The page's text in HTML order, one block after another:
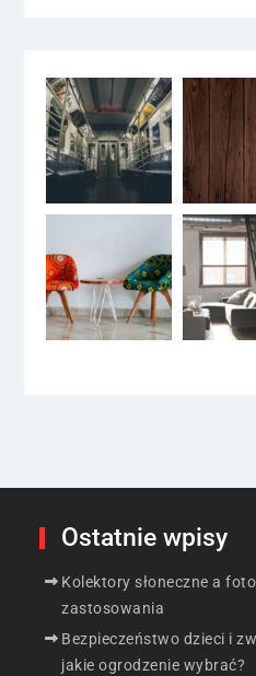
Ostatnie wpisy
Kolektory słoneczne a
zastosowania
Bezpieczeństwo dzieci i
jakie ogrodzenie wybrać?